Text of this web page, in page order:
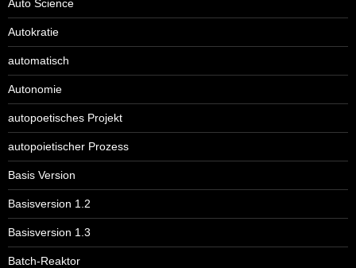
Auto Science
Autokratie
automatisch
Autonomie
autopoetisches Projekt
autopoietischer Prozess
Basis Version
Basisversion 1.2
Basisversion 1.3
Batch-Reaktor